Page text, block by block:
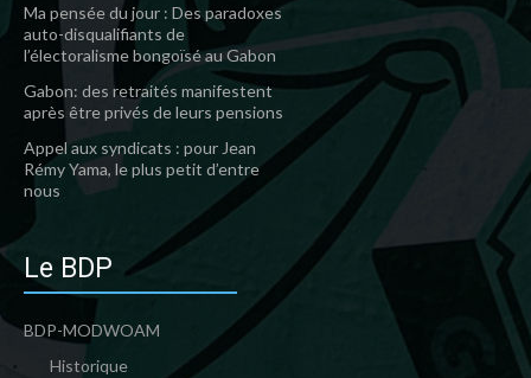
Ma pensée du jour : Des paradoxes
auto-disqualifiants de
l’électoralisme bongoïsé au Gabon
Gabon: des retraités manifestent
après être privés de leurs pensions
Appel aux syndicats : pour Jean
Rémy Yama, le plus petit d’entre
nous
Le BDP
BDP-MODWOAM
Historique